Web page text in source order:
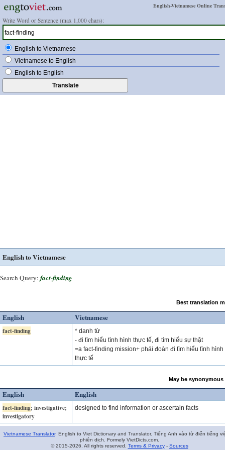
English-Vietnamese Online
Write Word or Sentence (max 1,000 chars):
English to Vietnamese
Vietnamese to English
English to English
English to Vietnamese
Search Query: fact-finding
Best translation
English Vietnamese
fact-finding
* danh từ
- đi tìm hiểu tình hình thực tế, đi tìm hiểu sự thật
=a fact-finding mission+ phái đoàn đi tìm hiểu tình hình
thực tế
May be
English English
fact-finding; investigative;
investigatory
designed to find information or ascertain facts
Vietnamese Translator. English to Viet Dictionary and Translator. Tiếng Anh vào từ điển tiếng
phiên dịch. Formely VietDicts.com.
© 2015-2026. All rights reserved. Terms & Privacy- Sources